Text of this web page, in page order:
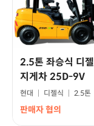
2.5톤 좌승식 디젤
지게차 25D-9V
현대 | 디젤식 | 2.5톤
판매자 협의